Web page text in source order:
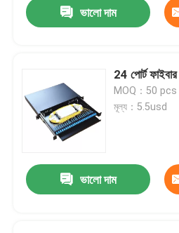
ভালো দাম
24 পোর্ট
MOQ：50 pcs
মূল্য：5.5usd
ভালো দাম